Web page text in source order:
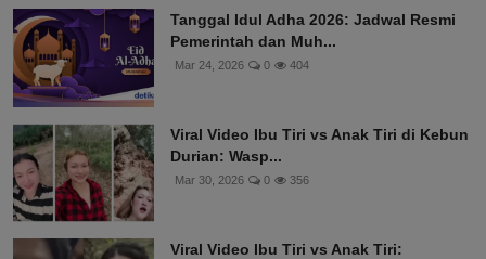
Tanggal Idul Adha 2026: Jadwal Resmi
Pemerintah dan Muh...
Mar 24, 2026 0 404
Viral Video Ibu Tiri vs Anak Tiri di Kebun
Durian: Wasp...
Mar 30, 2026 0 356
Viral Video Ibu Tiri vs Anak Tiri: